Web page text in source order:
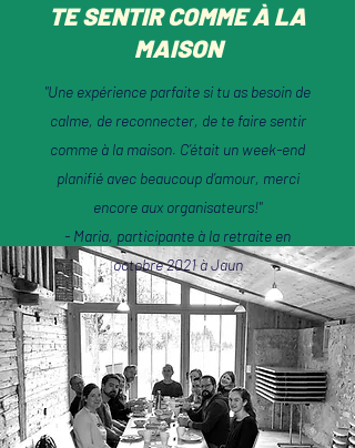
TE SENTIR COMME À LA
MAISON
"Une expérience parfaite si tu as besoin de
calme, de reconnecter, de te faire sentir
comme à la maison. C’était un week-end
planifié avec beaucoup d’amour, merci
encore aux organisateurs!"
- Maria, participante à la retraite en
octobre 2021 à Jaun